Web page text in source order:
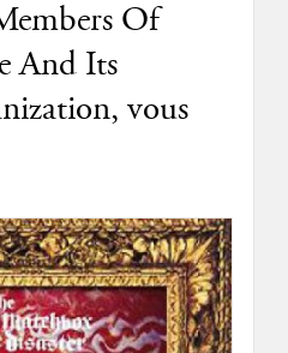
Of
And Its
vous